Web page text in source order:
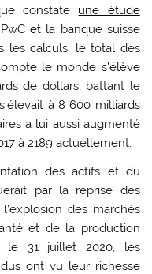
constate une étude
et la banque suisse
les calculs, le total des
le monde s’élève
de dollars, battant le
à 8 600 milliards
a lui aussi augmenté
à 2189 actuellement.
des actifs et du
par la reprise des
des marchés
et de la production
le 31 juillet 2020, les
ont vu leur richesse